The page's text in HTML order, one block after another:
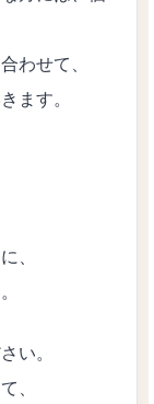
わせて、
ます。
、
い。
、